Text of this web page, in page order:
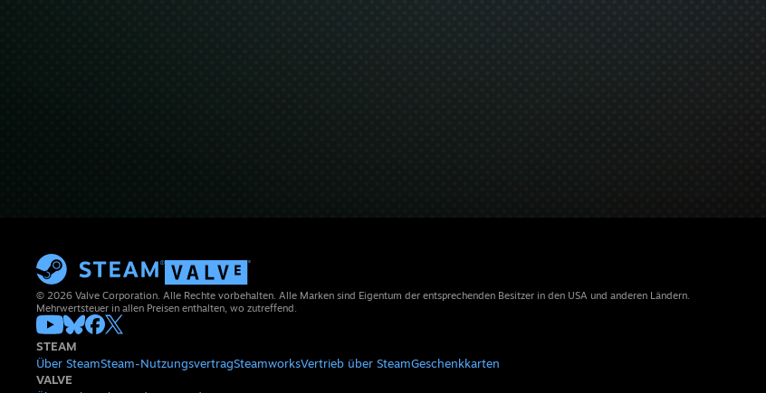
© 2026 Valve Corporation. Alle Rechte vorbehalten. Alle Marken sind Eigentum der entsprechenden Besitzer in den USA und anderen Ländern.
Mehrwertsteuer in allen Preisen enthalten, wo zutreffend.
STEAM
Über SteamSteam-NutzungsvertragSteamworksVertrieb über SteamGeschenkkarten
VALVE